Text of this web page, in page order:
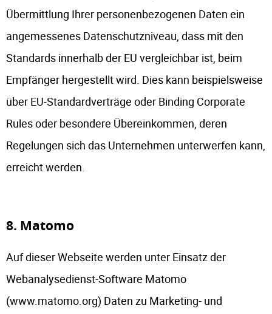
Übermittlung Ihrer personenbezogenen Daten ein
angemessenes Datenschutzniveau, dass mit den
Standards innerhalb der EU vergleichbar ist, beim
Empfänger hergestellt wird. Dies kann beispielsweise
über EU-Standardverträge oder Binding Corporate
Rules oder besondere Übereinkommen, deren
Regelungen sich das Unternehmen unterwerfen kann,
erreicht werden.
8. Matomo
Auf dieser Webseite werden unter Einsatz der
Webanalysedienst-Software Matomo
(www.matomo.org) Daten zu Marketing- und